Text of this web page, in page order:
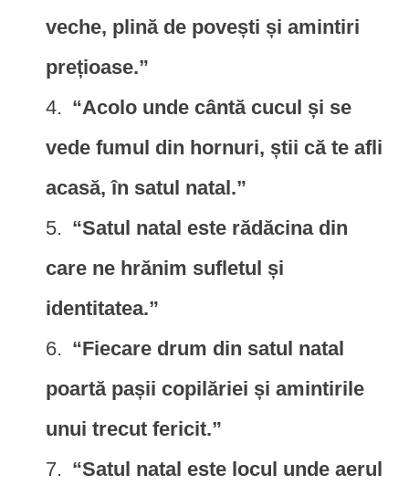
veche, plină de povești și amintiri
prețioase.”
“Acolo unde cântă cucul și se
vede fumul din hornuri, știi că te afli
acasă, în satul natal.”
“Satul natal este rădăcina din
care ne hrănim sufletul și
identitatea.”
“Fiecare drum din satul natal
poartă pașii copilăriei și amintirile
unui trecut fericit.”
“Satul natal este locul unde aerul